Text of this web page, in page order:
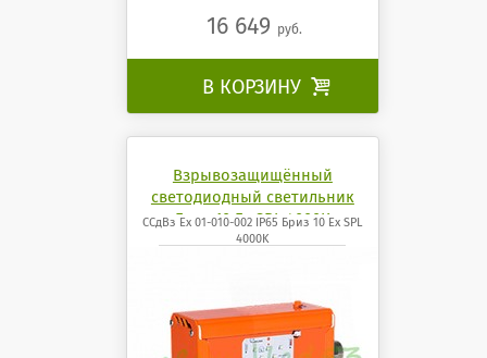
16 649 руб.
В КОРЗИНУ 
Взрывозащищённый
светодиодный светильник
Бриз 10 Ех SPL 4000K
ССдВз Ех 01-010-002 IP65 Бриз 10 Ех SPL
4000K